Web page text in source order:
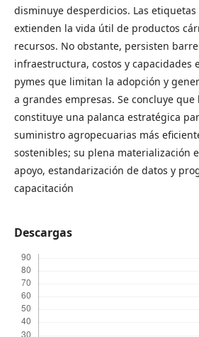
disminuye desperdicios. Las
extienden la vida útil de productos
recursos. No obstante, persisten
infraestructura, costos y capacidades
pymes que limitan la adopción y
a grandes empresas. Se concluye
constituye una palanca estratégica
suministro agropecuarias más
sostenibles; su plena materialización
apoyo, estandarización de datos y
capacitación
Descargas